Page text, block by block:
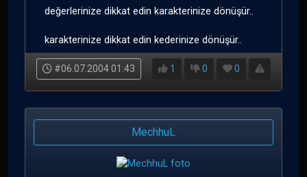
değerlerinize dikkat edin karakterinize dönüşür..
karakterinize dikkat edin kederinize dönüşür..
#06.07.2004 01:43 1 0 0
MechhuL